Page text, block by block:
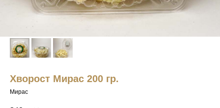
Хворост Мирас 200 гр.
Мирас